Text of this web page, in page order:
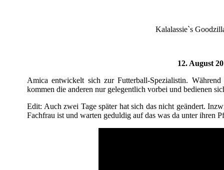
Kalalassie`s
12. August
Amica entwickelt sich zur Futterball-Spezialistin.
kommen die anderen nur gelegentlich vorbei und bedienen
Edit: Auch zwei Tage später hat sich das nicht geändert.
Fachfrau ist und warten geduldig auf das was da unter ihren